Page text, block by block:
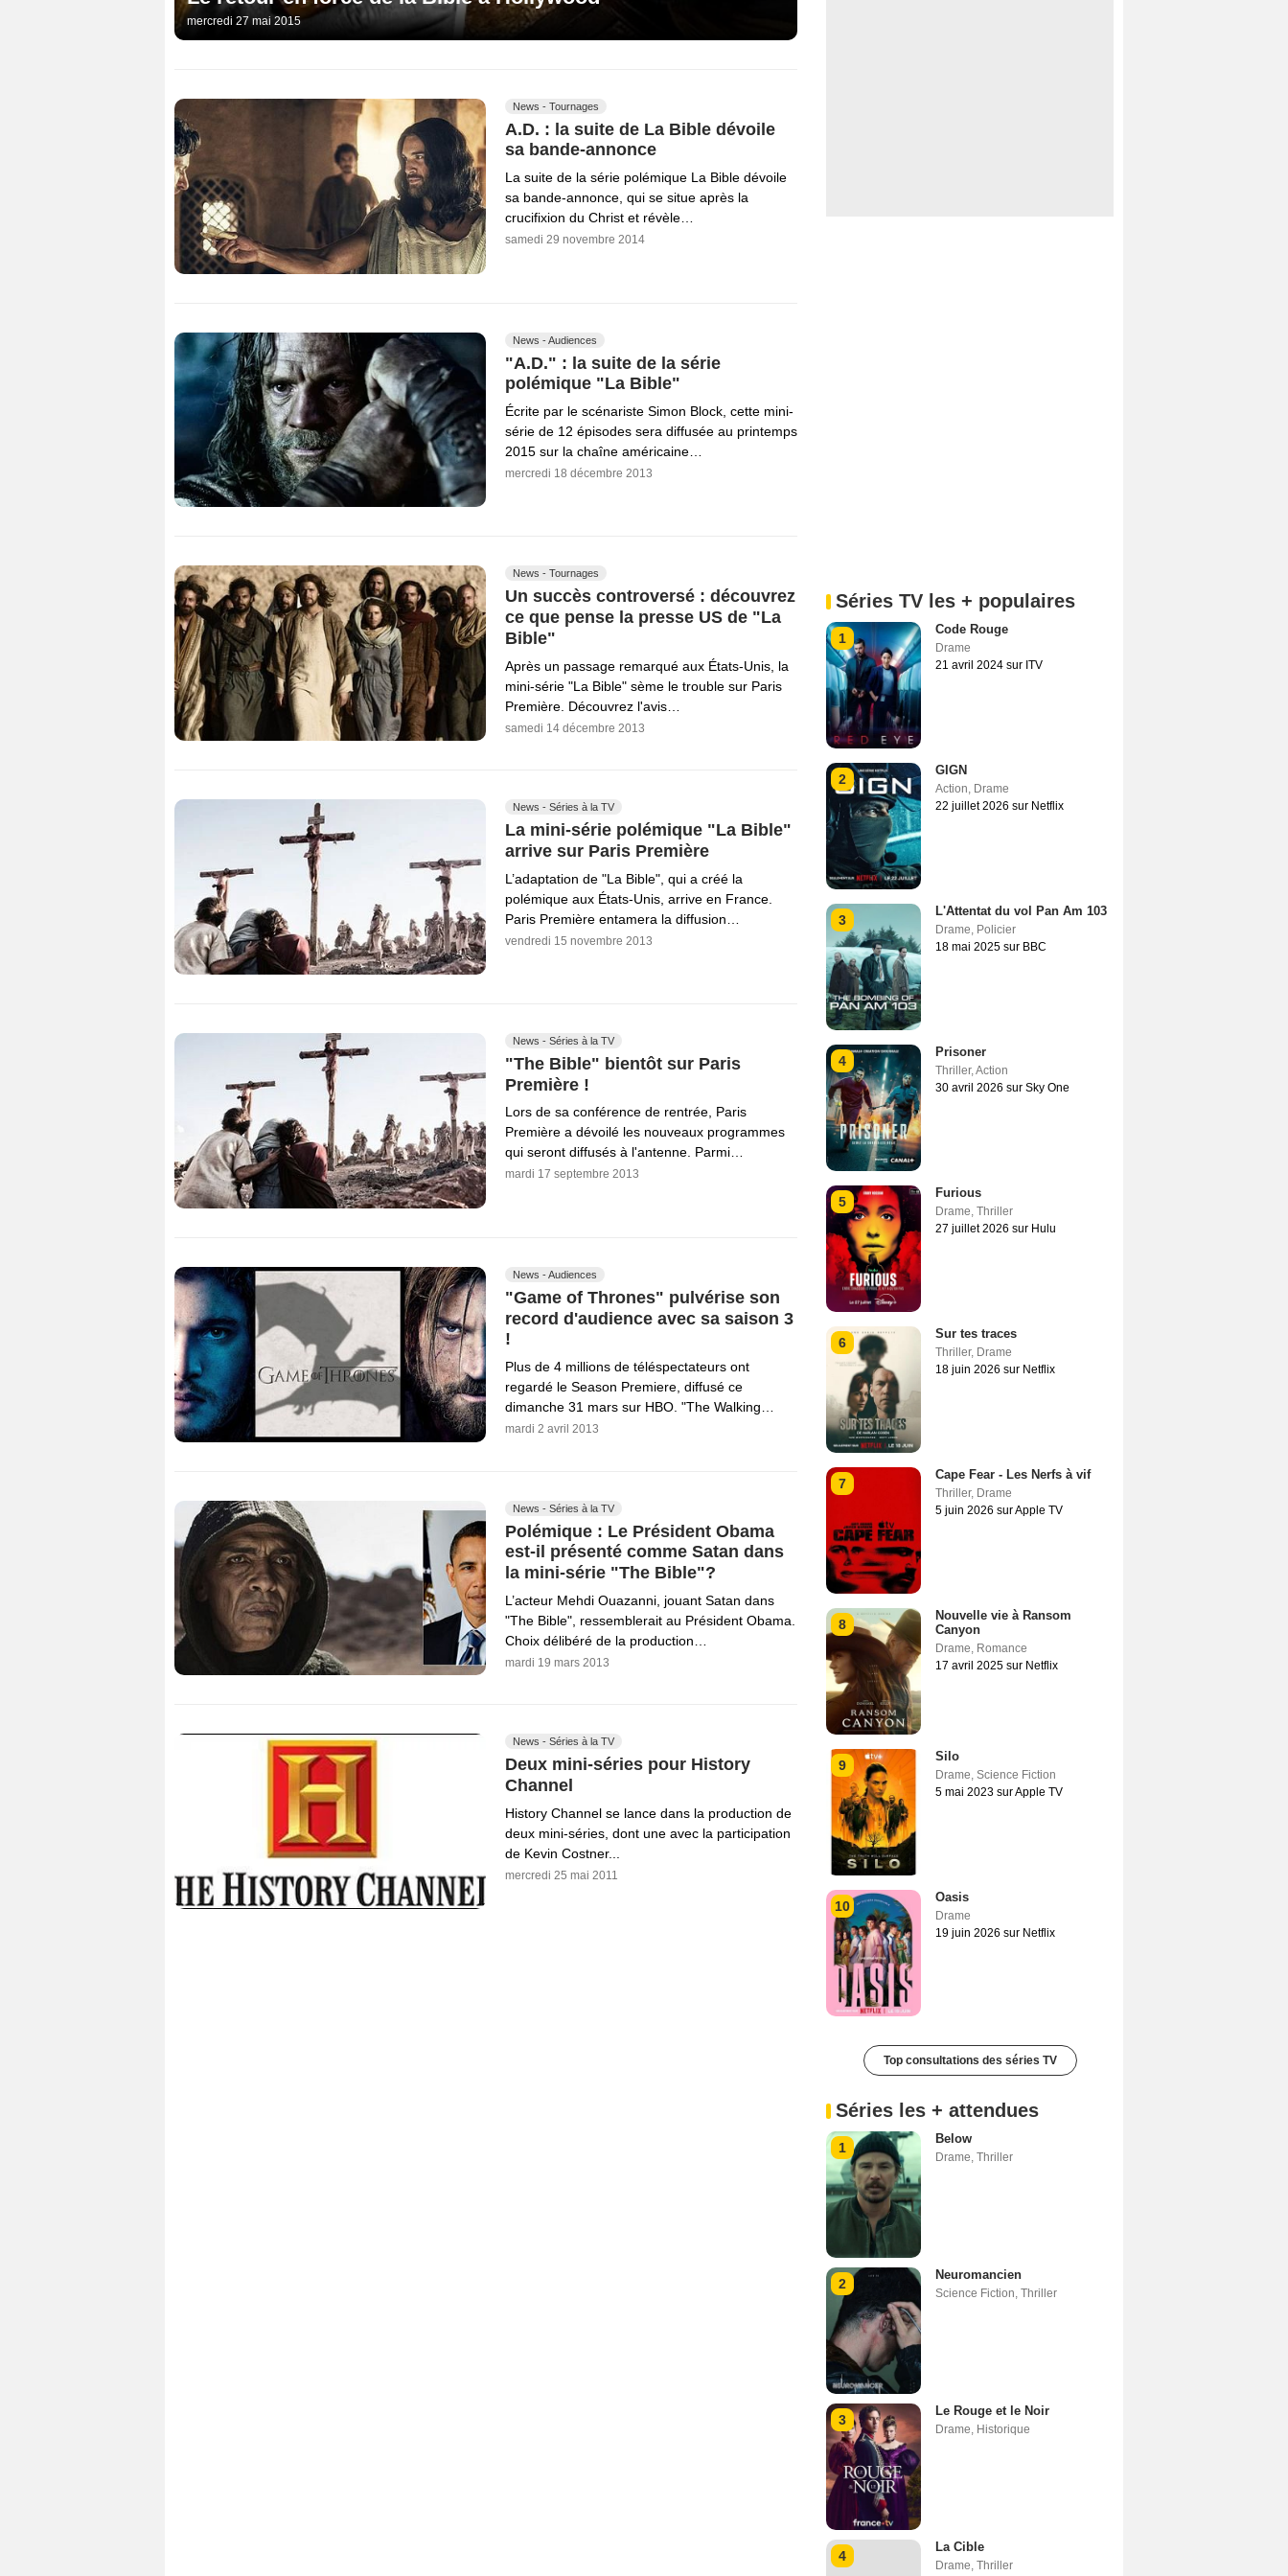
mercredi 27 mai 2015
News - Tournages
A.D. : la suite de La Bible dévoile
sa bande-annonce
La suite de la série polémique La Bible dévoile
sa bande-annonce, qui se situe après la
crucifixion du Christ et révèle…
samedi 29 novembre 2014
News - Audiences
"A.D." : la suite de la série
polémique "La Bible"
Écrite par le scénariste Simon Block, cette mini-
série de 12 épisodes sera diffusée au printemps
2015 sur la chaîne américaine…
mercredi 18 décembre 2013
News - Tournages
Un succès controversé : découvrez
ce que pense la presse US de "La
Bible"
Après un passage remarqué aux États-Unis, la
mini-série "La Bible" sème le trouble sur Paris
Première. Découvrez l'avis…
samedi 14 décembre 2013
News - Séries à la TV
La mini-série polémique "La Bible"
arrive sur Paris Première
L’adaptation de "La Bible", qui a créé la
polémique aux États-Unis, arrive en France.
Paris Première entamera la diffusion…
vendredi 15 novembre 2013
News - Séries à la TV
"The Bible" bientôt sur Paris
Première !
Lors de sa conférence de rentrée, Paris
Première a dévoilé les nouveaux programmes
qui seront diffusés à l'antenne. Parmi…
mardi 17 septembre 2013
News - Audiences
"Game of Thrones" pulvérise son
record d'audience avec sa saison 3
!
Plus de 4 millions de téléspectateurs ont
regardé le Season Premiere, diffusé ce
dimanche 31 mars sur HBO. "The Walking…
mardi 2 avril 2013
News - Séries à la TV
Polémique : Le Président Obama
est-il présenté comme Satan dans
la mini-série "The Bible"?
L’acteur Mehdi Ouazanni, jouant Satan dans
"The Bible", ressemblerait au Président Obama.
Choix délibéré de la production…
mardi 19 mars 2013
News - Séries à la TV
Deux mini-séries pour History
Channel
History Channel se lance dans la production de
deux mini-séries, dont une avec la participation
de Kevin Costner...
mercredi 25 mai 2011
Séries TV les + populaires
1
Code Rouge
Drame
21 avril 2024 sur ITV
2
GIGN
Action, Drame
22 juillet 2026 sur Netflix
3
L'Attentat du vol Pan Am 103
Drame, Policier
18 mai 2025 sur BBC
4
Prisoner
Thriller,Action
30 avril 2026 sur Sky One
5
Furious
Drame, Thriller
27 juillet 2026 sur Hulu
6
Sur tes traces
Thriller, Drame
18 juin 2026 sur Netflix
7
Cape Fear - Les Nerfs à vif
Thriller, Drame
5 juin 2026 sur Apple TV
8
Nouvelle vie à Ransom
Canyon
Drame, Romance
17 avril 2025 sur Netflix
9
Silo
Drame, Science Fiction
5 mai 2023 sur Apple TV
10
Oasis
Drame
19 juin 2026 sur Netflix
Top consultations des séries TV
Séries les + attendues
1
Below
Drame, Thriller
2
Neuromancien
Science Fiction, Thriller
3
Le Rouge et le Noir
Drame, Historique
4
La Cible
Drame, Thriller